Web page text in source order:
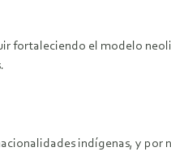
fortaleciendo el modelo
indígenas, y por